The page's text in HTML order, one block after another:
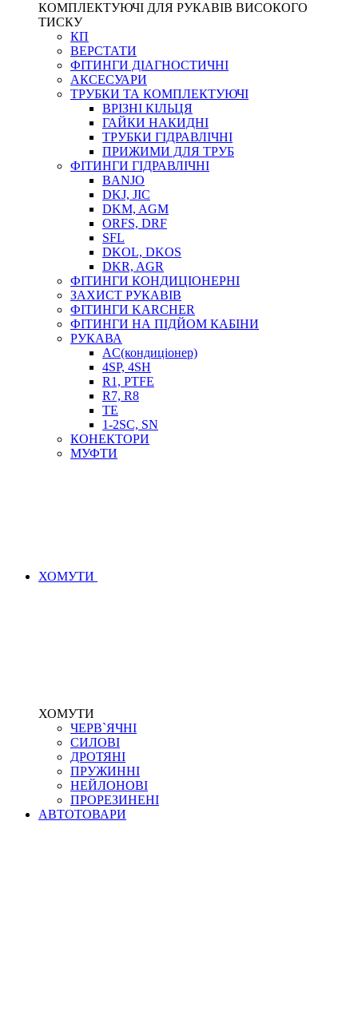
КОМПЛЕКТУЮЧІ ДЛЯ РУКАВІВ ВИСОКОГО
ТИСКУ
КП
ВЕРСТАТИ
ФІТИНГИ ДІАГНОСТИЧНІ
АКСЕСУАРИ
ТРУБКИ ТА КОМПЛЕКТУЮЧІ
ВРІЗНІ КІЛЬЦЯ
ГАЙКИ НАКИДНІ
ТРУБКИ ГІДРАВЛІЧНІ
ПРИЖИМИ ДЛЯ ТРУБ
ФІТИНГИ ГІДРАВЛІЧНІ
BANJO
DKJ, JIC
DKM, AGM
ORFS, DRF
SFL
DKOL, DKOS
DKR, AGR
ФІТИНГИ КОНДИЦІОНЕРНІ
ЗАХИСТ РУКАВІВ
ФІТИНГИ KARCHER
ФІТИНГИ НА ПІДЙОМ КАБІНИ
РУКАВА
AC(кондиціонер)
4SP, 4SH
R1, PTFE
R7, R8
TE
1-2SC, SN
КОНЕКТОРИ
МУФТИ
ХОМУТИ
ХОМУТИ
ЧЕРВ`ЯЧНІ
СИЛОВІ
ДРОТЯНІ
ПРУЖИННІ
НЕЙЛОНОВІ
ПРОРЕЗИНЕНІ
АВТОТОВАРИ